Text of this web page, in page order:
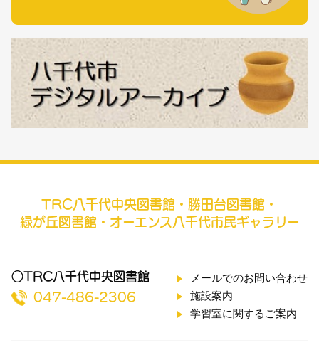
TRC八千代中央図書館・勝田台図書館・
緑が丘図書館・オーエンス八千代市民ギャラリー
○TRC八千代中央図書館
047-486-2306
メールでのお問い合わせ
施設案内
学習室に関するご案内